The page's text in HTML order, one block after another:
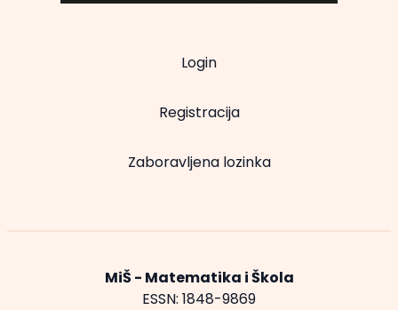
Login
Registracija
Zaboravljena lozinka
MiŠ - Matematika i Škola
ESSN: 1848-9869